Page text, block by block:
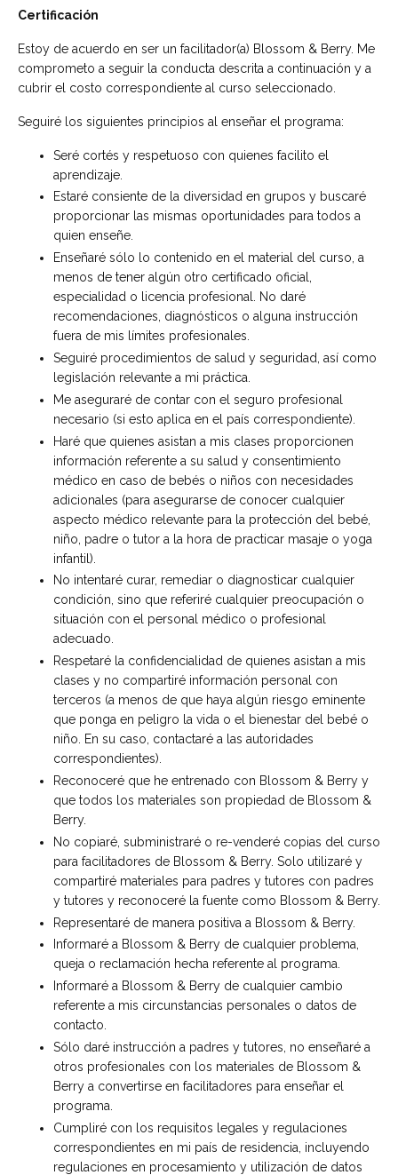
Certificación
Estoy de acuerdo en ser un facilitador(a) Blossom & Berry. Me
comprometo a seguir la conducta descrita a continuación y a
cubrir el costo correspondiente al curso seleccionado.
Seguiré los siguientes principios al enseñar el programa:
Seré cortés y respetuoso con quienes facilito el
aprendizaje.
Estaré consiente de la diversidad en grupos y buscaré
proporcionar las mismas oportunidades para todos a
quien enseñe.
Enseñaré sólo lo contenido en el material del curso, a
menos de tener algún otro certificado oficial,
especialidad o licencia profesional. No daré
recomendaciones, diagnósticos o alguna instrucción
fuera de mis límites profesionales.
Seguiré procedimientos de salud y seguridad, así como
legislación relevante a mi práctica.
Me aseguraré de contar con el seguro profesional
necesario (si esto aplica en el país correspondiente).
Haré que quienes asistan a mis clases proporcionen
información referente a su salud y consentimiento
médico en caso de bebés o niños con necesidades
adicionales (para asegurarse de conocer cualquier
aspecto médico relevante para la protección del bebé,
niño, padre o tutor a la hora de practicar masaje o yoga
infantil).
No intentaré curar, remediar o diagnosticar cualquier
condición, sino que referiré cualquier preocupación o
situación con el personal médico o profesional
adecuado.
Respetaré la confidencialidad de quienes asistan a mis
clases y no compartiré información personal con
terceros (a menos de que haya algún riesgo eminente
que ponga en peligro la vida o el bienestar del bebé o
niño. En su caso, contactaré a las autoridades
correspondientes).
Reconoceré que he entrenado con Blossom & Berry y
que todos los materiales son propiedad de Blossom &
Berry.
No copiaré, subministraré o re-venderé copias del curso
para facilitadores de Blossom & Berry. Solo utilizaré y
compartiré materiales para padres y tutores con padres
y tutores y reconoceré la fuente como Blossom & Berry.
Representaré de manera positiva a Blossom & Berry.
Informaré a Blossom & Berry de cualquier problema,
queja o reclamación hecha referente al programa.
Informaré a Blossom & Berry de cualquier cambio
referente a mis circunstancias personales o datos de
contacto.
Sólo daré instrucción a padres y tutores, no enseñaré a
otros profesionales con los materiales de Blossom &
Berry a convertirse en facilitadores para enseñar el
programa.
Cumpliré con los requisitos legales y regulaciones
correspondientes en mi país de residencia, incluyendo
regulaciones en procesamiento y utilización de datos